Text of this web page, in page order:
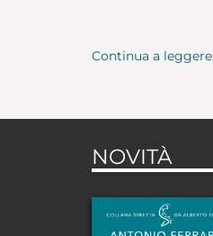
Continua a leggere
NOVITÀ